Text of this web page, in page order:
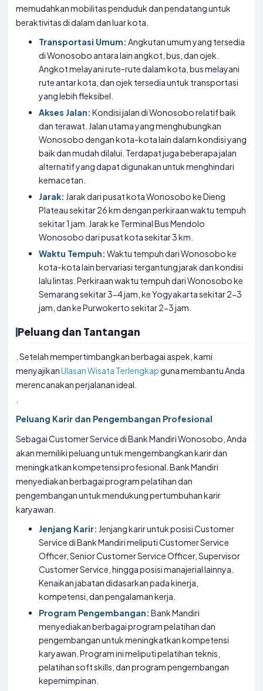
memudahkan mobilitas penduduk dan pendatang untuk
beraktivitas di dalam dan luar kota.
Transportasi Umum: Angkutan umum yang tersedia
di Wonosobo antara lain angkot, bus, dan ojek.
Angkot melayani rute-rute dalam kota, bus melayani
rute antar kota, dan ojek tersedia untuk transportasi
yang lebih fleksibel.
Akses Jalan: Kondisi jalan di Wonosobo relatif baik
dan terawat. Jalan utama yang menghubungkan
Wonosobo dengan kota-kota lain dalam kondisi yang
baik dan mudah dilalui. Terdapat juga beberapa jalan
alternatif yang dapat digunakan untuk menghindari
kemacetan.
Jarak: Jarak dari pusat kota Wonosobo ke Dieng
Plateau sekitar 26 km dengan perkiraan waktu tempuh
sekitar 1 jam. Jarak ke Terminal Bus Mendolo
Wonosobo dari pusat kota sekitar 3 km.
Waktu Tempuh: Waktu tempuh dari Wonosobo ke
kota-kota lain bervariasi tergantung jarak dan kondisi
lalu lintas. Perkiraan waktu tempuh dari Wonosobo ke
Semarang sekitar 3-4 jam, ke Yogyakarta sekitar 2-3
jam, dan ke Purwokerto sekitar 2-3 jam.
Peluang dan Tantangan
. Setelah mempertimbangkan berbagai aspek, kami
menyajikanUlasan Wisata Terlengkapguna membantu Anda
merencanakan perjalanan ideal.
Peluang Karir dan Pengembangan Profesional
Sebagai Customer Service di Bank Mandiri Wonosobo, Anda
akan memiliki peluang untuk mengembangkan karir dan
meningkatkan kompetensi profesional. Bank Mandiri
menyediakan berbagai program pelatihan dan
pengembangan untuk mendukung pertumbuhan karir
karyawan.
Jenjang Karir: Jenjang karir untuk posisi Customer
Service di Bank Mandiri meliputi Customer Service
Officer, Senior Customer Service Officer, Supervisor
Customer Service, hingga posisi manajerial lainnya.
Kenaikan jabatan didasarkan pada kinerja,
kompetensi, dan pengalaman kerja.
Program Pengembangan: Bank Mandiri
menyediakan berbagai program pelatihan dan
pengembangan untuk meningkatkan kompetensi
karyawan. Program ini meliputi pelatihan teknis,
pelatihan soft skills, dan program pengembangan
kepemimpinan.